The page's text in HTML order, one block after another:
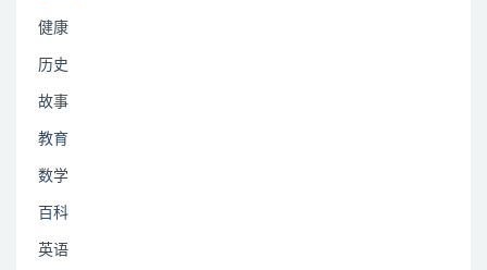
健康
历史
故事
教育
数学
百科
英语